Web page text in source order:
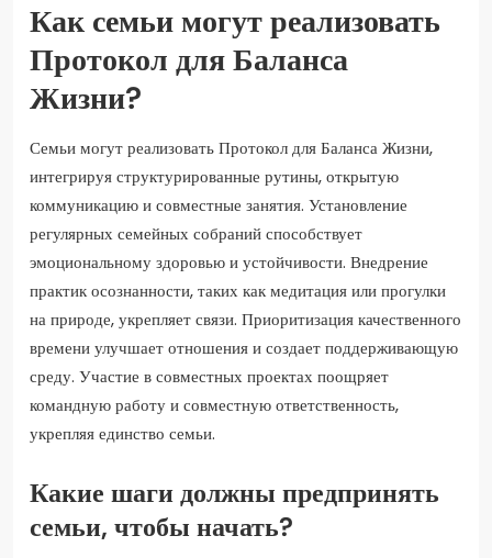
Как семьи могут реализовать
Протокол для Баланса
Жизни?
Семьи могут реализовать Протокол для Баланса Жизни,
интегрируя структурированные рутины, открытую
коммуникацию и совместные занятия. Установление
регулярных семейных собраний способствует
эмоциональному здоровью и устойчивости. Внедрение
практик осознанности, таких как медитация или прогулки
на природе, укрепляет связи. Приоритизация качественного
времени улучшает отношения и создает поддерживающую
среду. Участие в совместных проектах поощряет
командную работу и совместную ответственность,
укрепляя единство семьи.
Какие шаги должны предпринять
семьи, чтобы начать?